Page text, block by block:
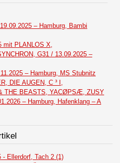
– Hamburg, Bambi
mit PLANLOS X,
G31 / 13.09.2025 –
– Hamburg, MS Stubnitz
DIE AUGEN, C ³ I,
THE BEASTS, YACØPSÆ, ZUSY
– Hamburg, Hafenklang – A
- Ellerdorf, Tach 2 (1)